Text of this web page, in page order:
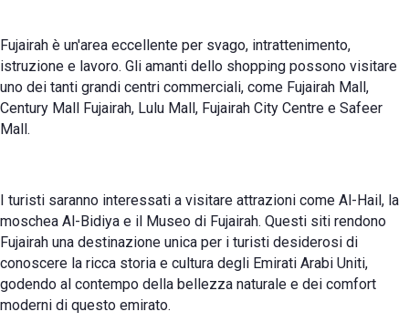
Fujairah è un'area eccellente per svago, intrattenimento,
istruzione e lavoro. Gli amanti dello shopping possono visitare
uno dei tanti grandi centri commerciali, come Fujairah Mall,
Century Mall Fujairah, Lulu Mall, Fujairah City Centre e Safeer
Mall.
I turisti saranno interessati a visitare attrazioni come Al-Hail, la
moschea Al-Bidiya e il Museo di Fujairah. Questi siti rendono
Fujairah una destinazione unica per i turisti desiderosi di
conoscere la ricca storia e cultura degli Emirati Arabi Uniti,
godendo al contempo della bellezza naturale e dei comfort
moderni di questo emirato.